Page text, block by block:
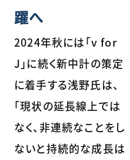
躍へ
2024年秋には「v for
J」に続く新中計の策定
に着手する浅野氏は、
「現状の延長線上では
なく、非連続なことをし
ないと持続的な成長は